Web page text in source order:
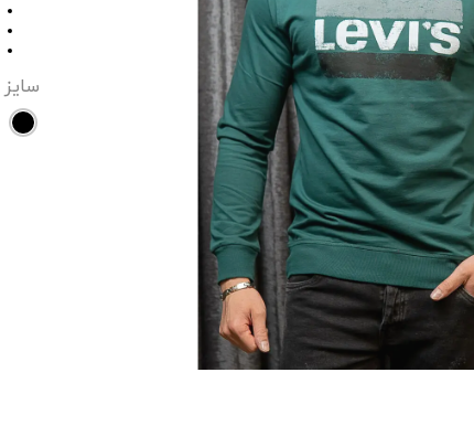
سایز